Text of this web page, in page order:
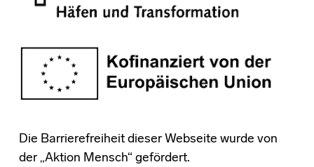
Die Barrierefreiheit dieser Webseite wurde von
der „Aktion Mensch“ gefördert.